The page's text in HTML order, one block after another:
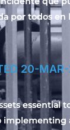
por todos en
20-
essential
implementing